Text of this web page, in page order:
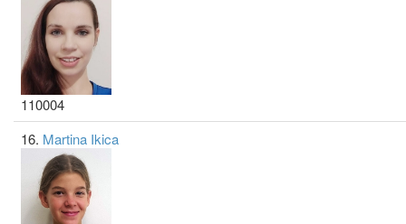
110004
16. Martina Ikica